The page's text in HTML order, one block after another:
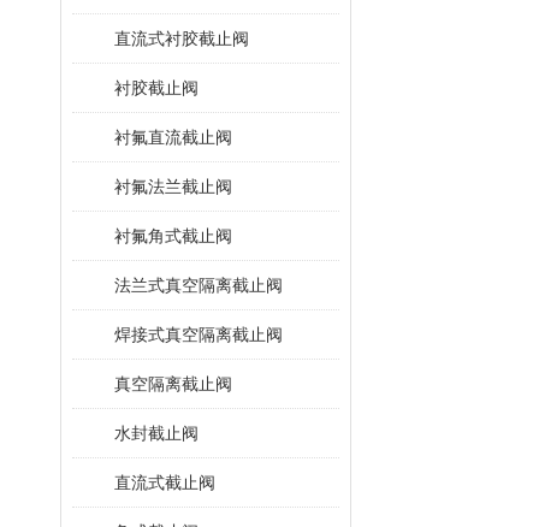
直流式衬胶截止阀
衬胶截止阀
衬氟直流截止阀
衬氟法兰截止阀
衬氟角式截止阀
法兰式真空隔离截止阀
焊接式真空隔离截止阀
真空隔离截止阀
水封截止阀
直流式截止阀